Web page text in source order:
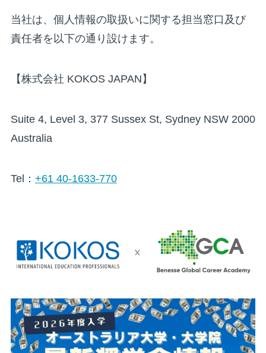
当社は、個人情報の取扱いに関する担当窓口及び
責任者を以下の通り設けます。
【株式会社 KOKOS JAPAN】
Suite 4, Level 3, 377 Sussex St, Sydney NSW 2000
Australia
Tel： +61 40-1633-770